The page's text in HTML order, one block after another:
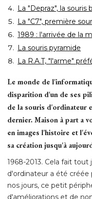
La "Depraz", la souris
La "C7", première
1989 : l'arrivée de la
La souris pyramide
La R.A.T, "l'arme"
Le monde de
disparition d'un de ses
de la souris d'ordinateur
dernier. Maison à part a
en images l'histoire et
sa création jusqu'à
1968-2013. Cela fait tout
d'ordinateur a été créée
nos jours, ce petit
d'améliorations et de